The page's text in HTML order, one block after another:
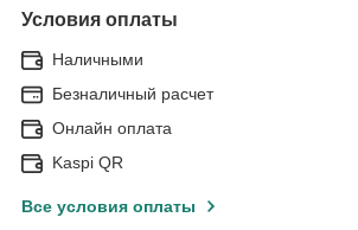
Условия оплаты
Наличными
Безналичный расчет
Онлайн оплата
Kaspi QR
Все условия оплаты